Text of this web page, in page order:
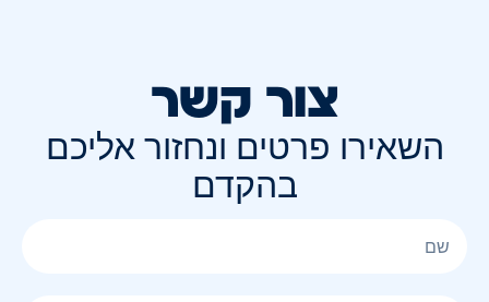
צור קשר
השאירו פרטים ונחזור אליכם
בהקדם